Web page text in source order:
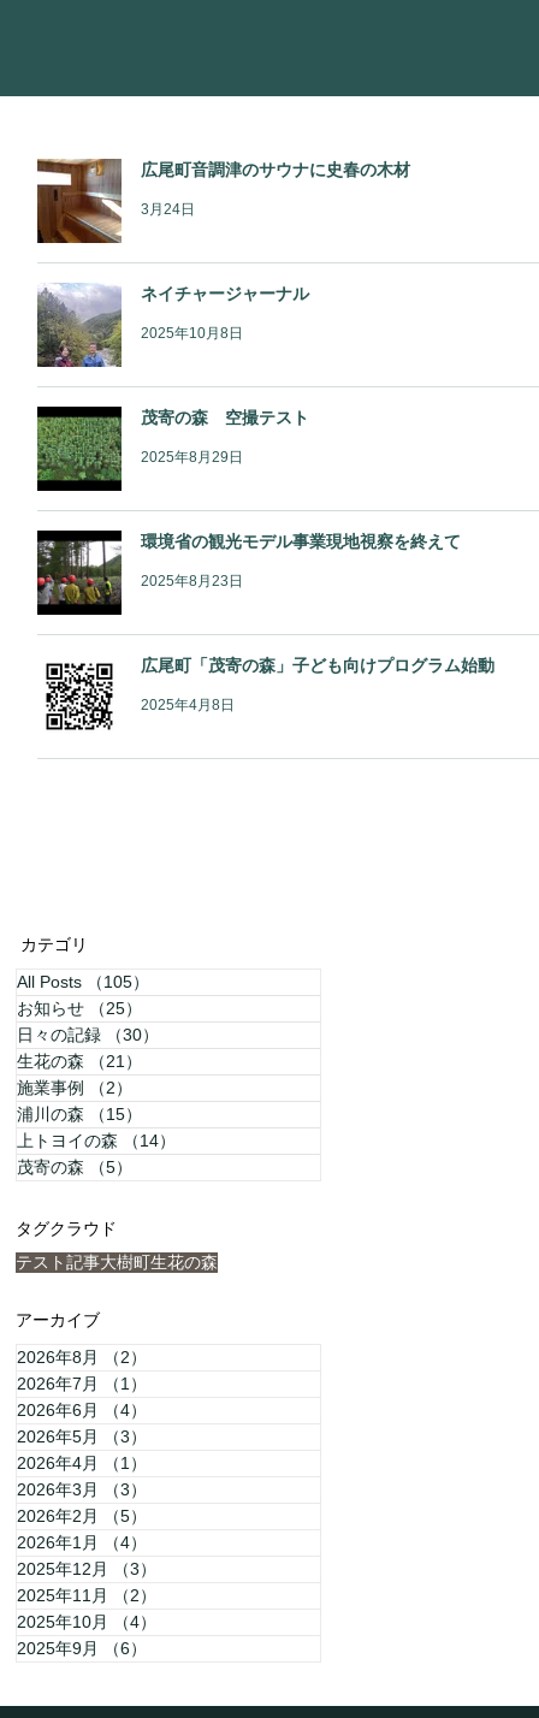
広尾町音調津のサウナに史春の木材
3月24日
ネイチャージャーナル
2025年10月8日
茂寄の森 空撮テスト
2025年8月29日
環境省の観光モデル事業現地視察を終えて
2025年8月23日
広尾町「茂寄の森」子ども向けプログラム始動
2025年4月8日
カテゴリ
All Posts （105）
お知らせ
（25）
日々の記録
（30）
生花の森
（21）
施業事例
（2）
浦川の森
（15）
上トヨイの森
（14）
茂寄の森
（5）
タグクラウド
テスト記事大樹町生花の森
アーカイブ
2026年8月 （2）
2026年7月
（1）
2026年6月
（4）
2026年5月
（3）
2026年4月
（1）
2026年3月
（3）
2026年2月
（5）
2026年1月
（4）
2025年12月
（3）
2025年11月
（2）
2025年10月
（4）
2025年9月
（6）